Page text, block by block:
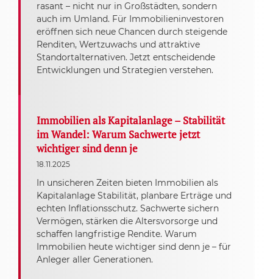
rasant – nicht nur in Großstädten, sondern
auch im Umland. Für Immobilieninvestoren
eröffnen sich neue Chancen durch steigende
Renditen, Wertzuwachs und attraktive
Standortalternativen. Jetzt entscheidende
Entwicklungen und Strategien verstehen.
Immobilien als Kapitalanlage – Stabilität
im Wandel: Warum Sachwerte jetzt
wichtiger sind denn je
18.11.2025
In unsicheren Zeiten bieten Immobilien als
Kapitalanlage Stabilität, planbare Erträge und
echten Inflationsschutz. Sachwerte sichern
Vermögen, stärken die Altersvorsorge und
schaffen langfristige Rendite. Warum
Immobilien heute wichtiger sind denn je – für
Anleger aller Generationen.